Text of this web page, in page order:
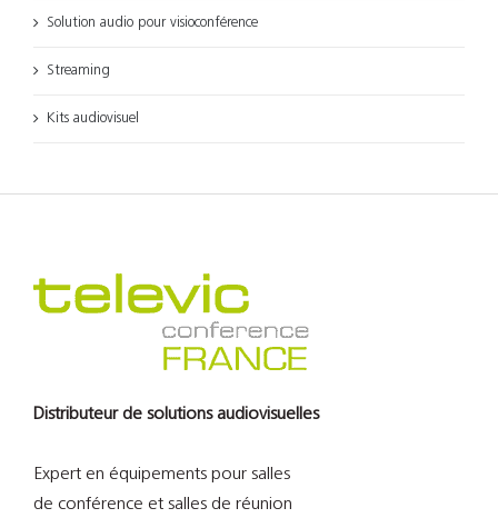
Solution audio pour visioconférence
Streaming
Kits audiovisuel
Distributeur de solutions audiovisuelles
Expert en équipements pour salles
de conférence et salles de réunion